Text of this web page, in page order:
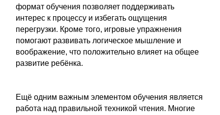
формат обучения позволяет поддерживать
интерес к процессу и избегать ощущения
перегрузки. Кроме того, игровые упражнения
помогают развивать логическое мышление и
воображение, что положительно влияет на общее
развитие ребёнка.
Ещё одним важным элементом обучения является
работа над правильной техникой чтения. Многие